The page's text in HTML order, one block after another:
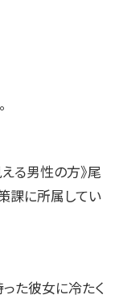
る男性の方》尾
課に所属してい
た彼女に冷たく